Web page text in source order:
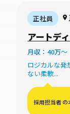
正社員
アートデ
月収：40万〜
ロジカルな発
ない柔軟...
採用担当者 の